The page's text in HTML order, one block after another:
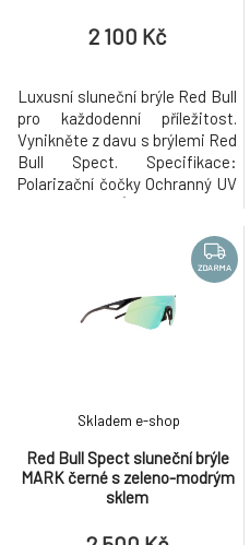
2 100 Kč
Luxusní sluneční brýle Red Bull
pro každodenní příležitost.
Vynikněte z davu s brýlemi Red
Bull Spect. Specifikace:
Polarizační čočky Ochranný UV
jasné světelné podmínky,
intenzivní sluneční záření,
vynikající ochrana proti
infračervenému záření)
Materiál: G850 speciální druh
ZDARMA
Red Bull Spect sluneční brýle
MARK černé s zeleno-modrým
sklem
Skladem e-shop